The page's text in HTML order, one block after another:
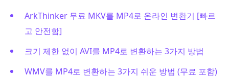
ArkThinker 무료 MKV를 MP4로 온라인 변환기 [빠르
고 안전함]
크기 제한 없이 AVI를 MP4로 변환하는 3가지 방법
WMV를 MP4로 변환하는 3가지 쉬운 방법 (무료 포함)